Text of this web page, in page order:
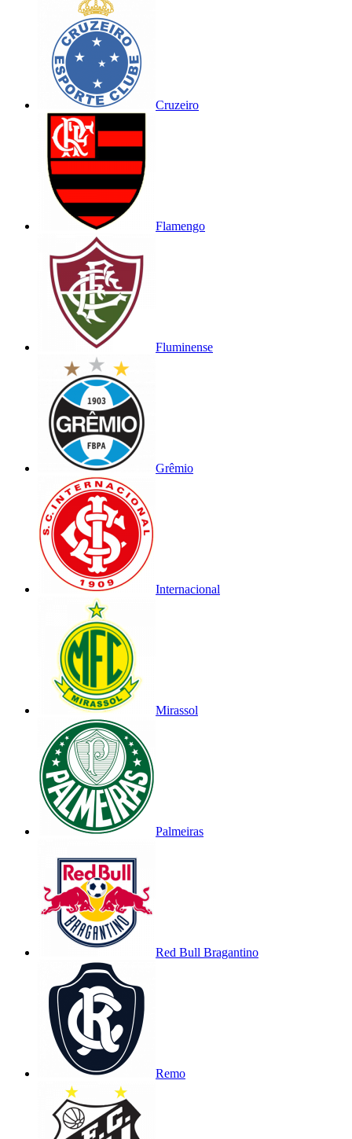
Cruzeiro
Flamengo
Fluminense
Grêmio
Internacional
Mirassol
Palmeiras
Red Bull Bragantino
Remo